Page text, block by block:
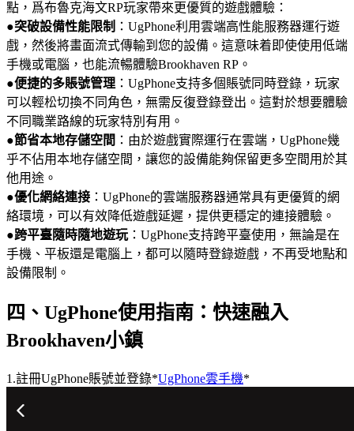
點，爲布魯克海文RP玩家帶來更優質的遊戲體驗：
●突破設備性能限制 ：UgPhone利用雲端高性能服務器運行遊
戲，然後將畫面流式傳輸到您的設備。這意味着即使使用低端
手機或電腦，也能流暢體驗Brookhaven RP。
●便捷的多賬號管理 ：UgPhone支持多個賬號同時登錄，玩家
可以輕松切換不同角色，無需反復登錄登出。這對於想要體驗
不同職業路線的玩家特別有用。
●節省本地存儲空間 ：由於遊戲實際運行在雲端，UgPhone幾
乎不佔用本地存儲空間，讓您的設備能夠保留更多空間用於其
他用途。
●優化網絡連接 ：UgPhone的雲端服務器通常具有更優質的網
絡環境，可以有效降低遊戲延遲，提供更穩定的連接體驗。
●跨平臺隨時隨地遊玩：UgPhone支持跨平臺使用，無論是在
手機、平板還是電腦上，都可以隨時登錄遊戲，不再受地點和
設備限制。
四、UgPhone使用指南：快速融入
Brookhaven小鎮
1.註冊UgPhone賬號並登錄*UgPhone雲手機*